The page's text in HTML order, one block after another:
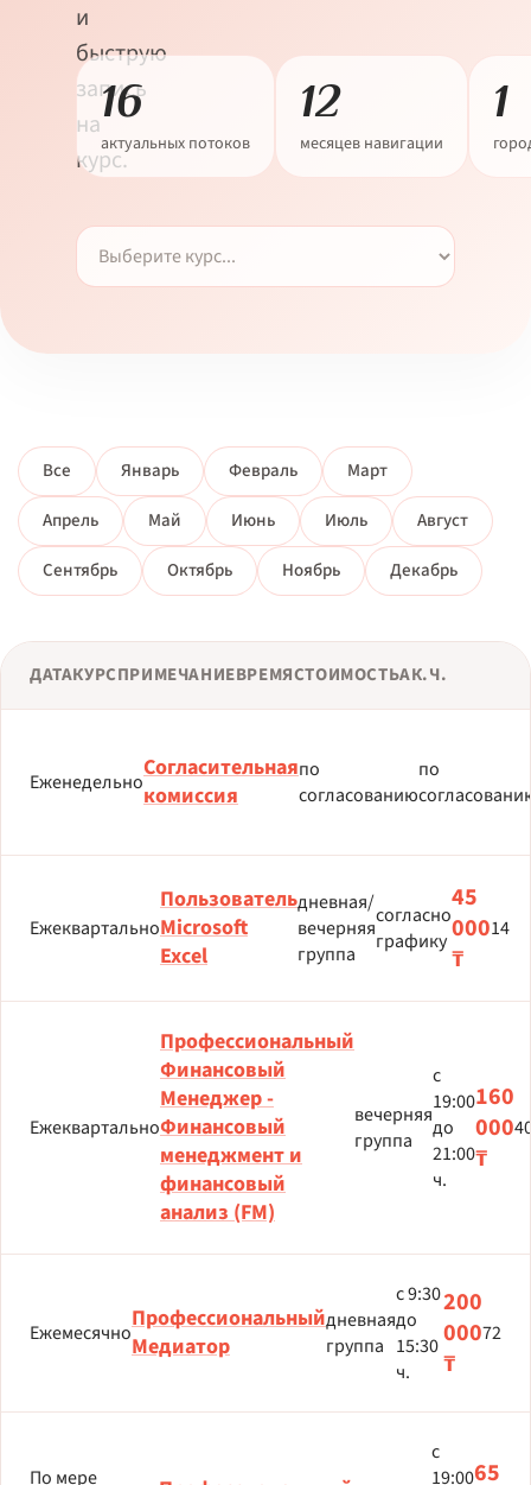
и
быструю
запись
на
курс.
16
актуальных потоков
12
месяцев навигации
1
Все Январь Февраль
Март
Апрель
Май Июнь Июль
Август
Сентябрь
Октябрь Ноябрь Декабрь
ДАТАКУРСПРИМЕЧАНИЕВРЕМЯСТОИМОСТЬАК.Ч.
ЕженедельноСогласительная
комиссия
по
согласованию
по
Ежеквартально
Пользователь
Microsoft
Excel
дневная/
вечерняя
группа
согласно
графику
45
000
₸
14
Ежеквартально
Профессиональный
Финансовый
Менеджер -
Финансовый
менеджмент и
финансовый
анализ (FM)
вечерняя
группа
с
19:00
до
21:00
ч.
160
000
₸
ЕжемесячноПрофессиональный
Медиатор
дневная
группа
с 9:30
до
15:30
ч.
200
000
₸
72
По мере
с
19:0065